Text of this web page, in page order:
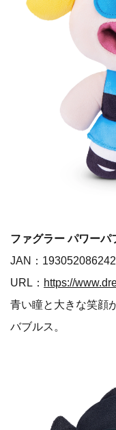
ファグラー パワーパ
JAN：193052086242
URL： https://
青い瞳と大きな笑顔
バブルス。